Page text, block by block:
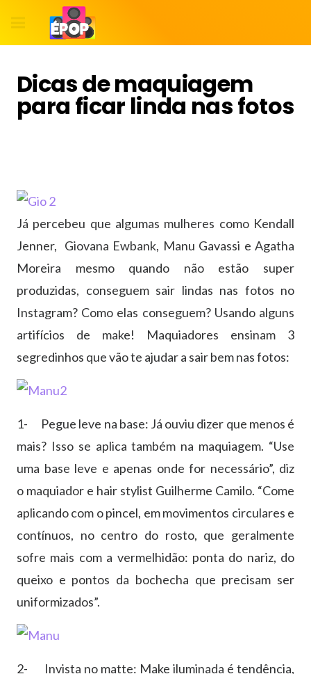
Dicas de maquiagem
para ficar linda nas fotos
Já percebeu que algumas mulheres como Kendall
Jenner, Giovana Ewbank, Manu Gavassi e Agatha
Moreira mesmo quando não estão super
produzidas, conseguem sair lindas nas fotos no
Instagram? Como elas conseguem? Usando alguns
artifícios de make! Maquiadores ensinam 3
segredinhos que vão te ajudar a sair bem nas fotos:
1- Pegue leve na base: Já ouviu dizer que menos é
mais? Isso se aplica também na maquiagem. “Use
uma base leve e apenas onde for necessário”, diz
o maquiador e hair stylist Guilherme Camilo. “Come
aplicando com o pincel, em movimentos circulares e
contínuos, no centro do rosto, que geralmente
sofre mais com a vermelhidão: ponta do nariz, do
queixo e pontos da bochecha que precisam ser
uniformizados”.
2- Invista no matte: Make iluminada é tendência,